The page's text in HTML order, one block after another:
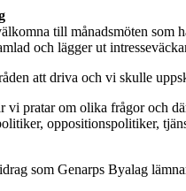
till månadsmöten som
och lägger ut
att driva och vi skulle
vi pratar om olika frågor och
oppositionspolitiker,
som Genarps Byalag